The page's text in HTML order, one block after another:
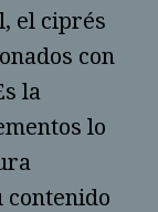
el ciprés
con
la
lo
contenido